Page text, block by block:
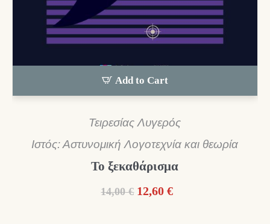
Add to Cart
Τειρεσίας Λυγερός
Ιστός: Αστυνομική Λογοτεχνία και θεωρία
Το ξεκαθάρισμα
14,00 € Original
12,60 €Η